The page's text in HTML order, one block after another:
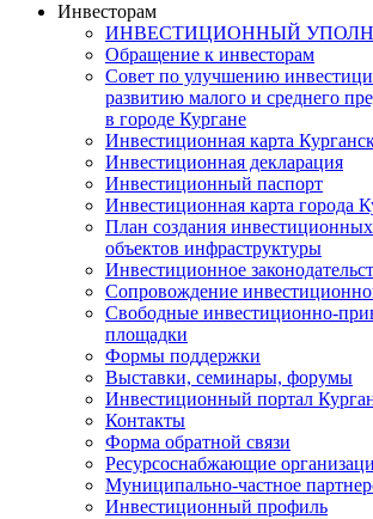
Инвесторам
ИНВЕСТИЦИОННЫЙ
Обращение к инвесторам
Совет по улучшению
развитию малого и среднего
в городе Кургане
Инвестиционная карта
Инвестиционная декларация
Инвестиционный паспорт
Инвестиционная карта города
План создания
объектов инфраструктуры
Инвестиционное
Сопровождение
Свободные инвестиционно-
площадки
Формы поддержки
Выставки, семинары, форумы
Инвестиционный портал
Контакты
Форма обратной связи
Ресурсоснабжающие
Муниципально-частное
Инвестиционный профиль